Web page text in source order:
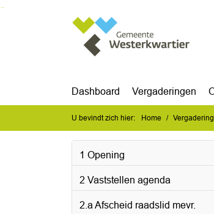
Dashboard Vergaderingen
U bevindt zich hier: Home
1 Opening
2 Vaststellen agenda
2.a Afscheid raadslid mevr.